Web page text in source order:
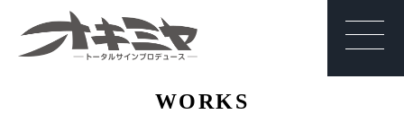
板 有限会社オキWORKS